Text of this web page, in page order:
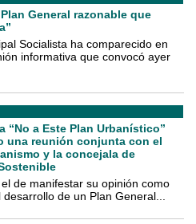
General razonable que
Socialista ha comparecido en
informativa que convocó ayer
“No a Este Plan Urbanístico”
una reunión conjunta con el
y la concejala de
de manifestar su opinión como
de un Plan General...